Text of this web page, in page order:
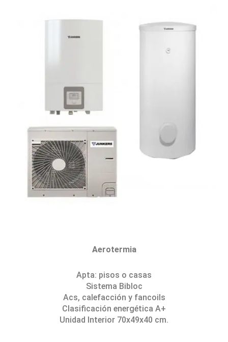
Aerotermia
Apta: pisos o casas
Sistema Bibloc
Acs, calefacción y fancoils
Clasificación energética A+
Unidad Interior 70x49x40 cm.